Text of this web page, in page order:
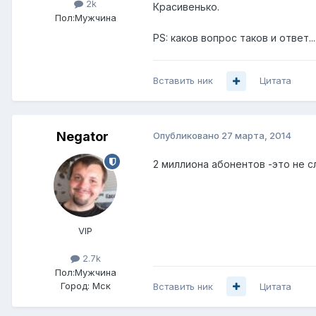
2k
Пол:Мужчина
Красивенько.
PS: каков вопрос таков и ответ...
Вставить ник Цитата
Negator
VIP
2.7k
Пол:Мужчина
Город: Мск
Опубликовано 27 марта, 2014
2 миллиона абонентов -это не
Вставить ник Цитата